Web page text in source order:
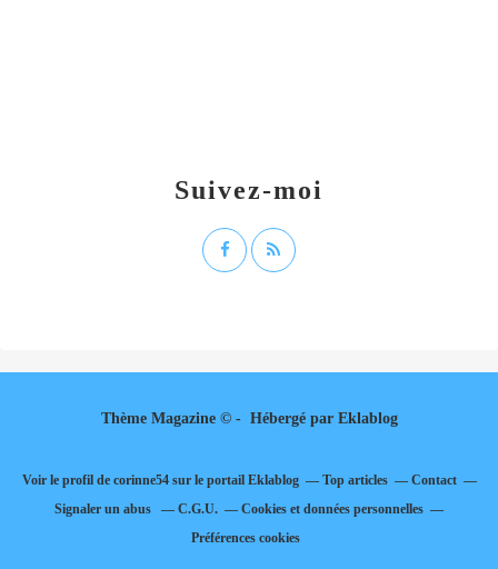
Suivez-moi
Thème Magazine © - Hébergé par Eklablog
Voir le profil de corinne54sur le portail Eklablog Top articles
Contact
Signaler un abus
C.G.U.
Cookies et données personnelles
Préférences cookies